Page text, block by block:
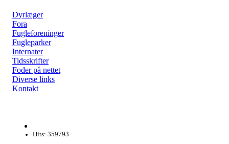
Dyrlæger
Fora
Fugleforeninger
Fugleparker
Internater
Tidsskrifter
Foder på nettet
Diverse links
Kontakt
Hits: 359793